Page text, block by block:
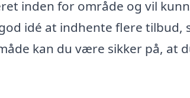
inden for område og vil
idé at indhente flere tilbud,
kan du være sikker på,